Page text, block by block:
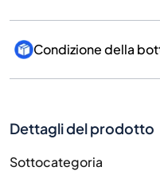
Condizione della
Dettagli del prodotto
Sottocategoria